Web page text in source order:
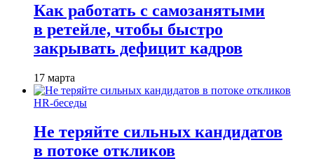
Как работать с самозанятыми
в ретейле, чтобы быстро
закрывать дефицит кадров
17 марта
HR-беседы
Не теряйте сильных кандидатов
в потоке откликов